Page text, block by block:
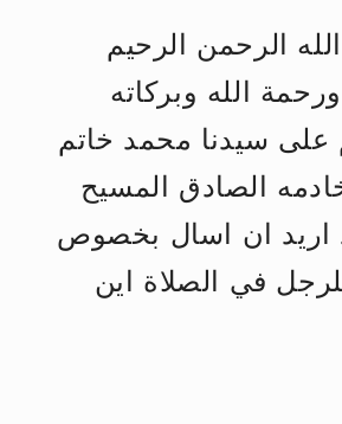
دلالات، حِكم، وأهداف >> المزيد
هامّ لأفراد الجماعة >> المزيد
هامّ لأفراد الجماعة >> المزيد
هذا الكتاب وتعرّف على حقيقة
الرحمن الرحيم
الله وبركاته
سيدنا محمد خاتم
خادمه الصادق المسيح
اريد ان اسال بخصوص
في الصلاة اين